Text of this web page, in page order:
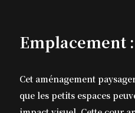
Emplacement
Cet aménagement
que les petits espaces